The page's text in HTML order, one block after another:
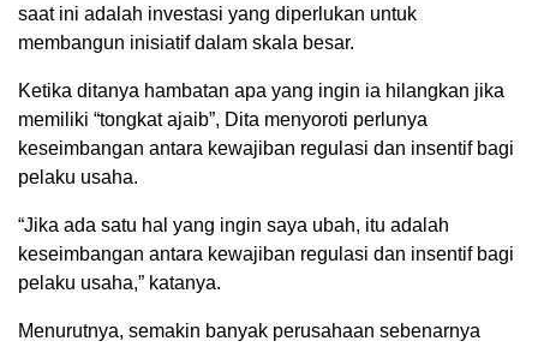
saat ini adalah investasi yang diperlukan untuk
membangun inisiatif dalam skala besar.
Ketika ditanya hambatan apa yang ingin ia hilangkan jika
memiliki “tongkat ajaib”, Dita menyoroti perlunya
keseimbangan antara kewajiban regulasi dan insentif bagi
pelaku usaha.
“Jika ada satu hal yang ingin saya ubah, itu adalah
keseimbangan antara kewajiban regulasi dan insentif bagi
pelaku usaha,” katanya.
Menurutnya, semakin banyak perusahaan sebenarnya